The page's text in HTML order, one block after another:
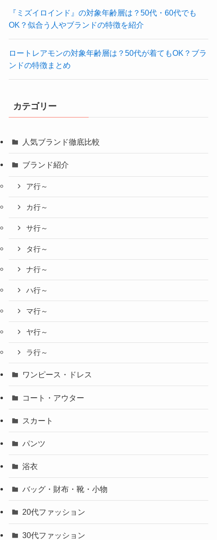
『ミズイロインド』の対象年齢層は？50代・60代でも
OK？似合う人やブランドの特徴を紹介
ロートレアモンの対象年齢層は？50代が着てもOK？ブラ
ンドの特徴まとめ
カテゴリー
人気ブランド徹底比較
ブランド紹介
ア行～
カ行～
サ行～
タ行～
ナ行～
ハ行～
マ行～
ヤ行～
ラ行～
ワンピース・ドレス
コート・アウター
スカート
パンツ
浴衣
バッグ・財布・靴・小物
20代ファッション
30代ファッション